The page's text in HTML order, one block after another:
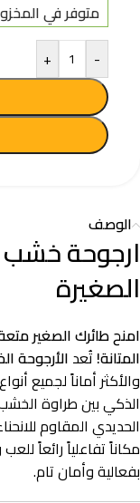
متوفر في
-
+
الوصف
ارجوحة خشب
الصغيرة
امنح طائرك الصغير
المتانة! تُعد الأرجوحة
والأكثر أماناً لجميع
الذكي بين طراوة
الحديدي المقاوم
مكاناً تفاعلياً رائعاً
بفعالية وأمان تام.